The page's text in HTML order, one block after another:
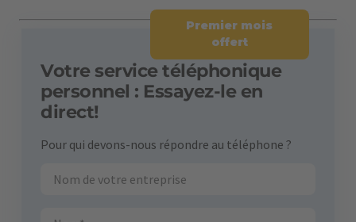
Premier mois
offert
Votre service téléphonique
personnel : Essayez-le en
direct!
Pour qui devons-nous répondre au téléphone ?